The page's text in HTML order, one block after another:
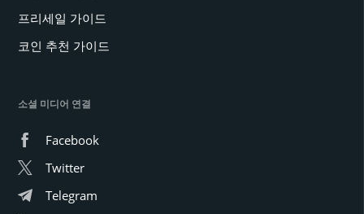
프리세일 가이드
코인 추천 가이드
소셜 미디어 연결
Facebook
Twitter
Telegram